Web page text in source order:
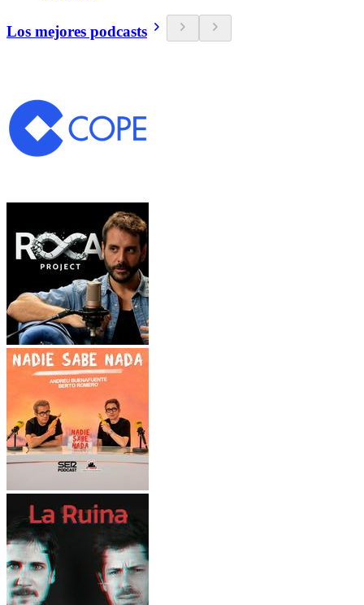
Los mejores podcasts